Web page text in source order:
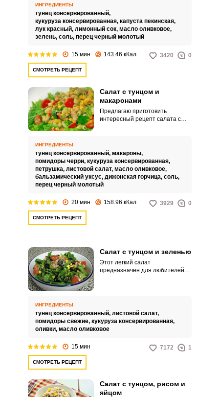
салата с тунцом и пекинской
капустой. Готовится очень
быстро, а результат
превосходит все
ожидания. Яркий и вкусный
большом блюде, так и
ИНГРЕДИЕНТЫ
тунец консервированный,
кукуруза консервированная, капуста пекинская,
лук красный, лимонный сок, масло оливковое,
зелень, соль, перец черный молотый
15 мин 143.46 кКал 3420 0
СМОТРЕТЬ РЕЦЕПТ
Салат с тунцом и
макаронами
Предлагаю приготовить
интересный рецепт салата с
ИНГРЕДИЕНТЫ
тунец консервированный, макароны,
помидоры черри, кукуруза консервированная,
петрушка, листовой салат, масло оливковое,
бальзамический уксус, дижонская горчица, соль,
перец черный молотый
20 мин 158.96 кКал 3929 0
СМОТРЕТЬ РЕЦЕПТ
Салат с тунцом и зеленью
Этот легкий салат
предназначен для любителей
хорошо сочетается с зелеными
листьями салата, рукколой и
даже верхними листиками
пекинской капусты.
ИНГРЕДИЕНТЫ
тунец консервированный, листовой салат,
помидоры свежие, кукуруза консервированная,
оливки, масло оливковое
15 мин 7172 1
СМОТРЕТЬ РЕЦЕПТ
Салат с тунцом, рисом и
яйцом